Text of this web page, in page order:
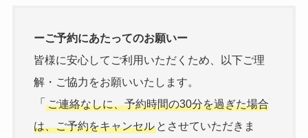
ーご予約にあたってのお願いー
皆様に安心してご利用いただくため、以下ご理
解・ご協力をお願いいたします。
「 ご連絡なしに、予約時間の30分を過ぎた場合
は、ご予約をキャンセルとさせていただきま